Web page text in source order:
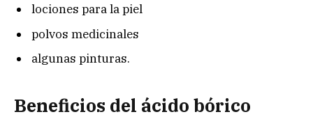
lociones para la piel
polvos medicinales
algunas pinturas.
Beneficios del ácido bórico